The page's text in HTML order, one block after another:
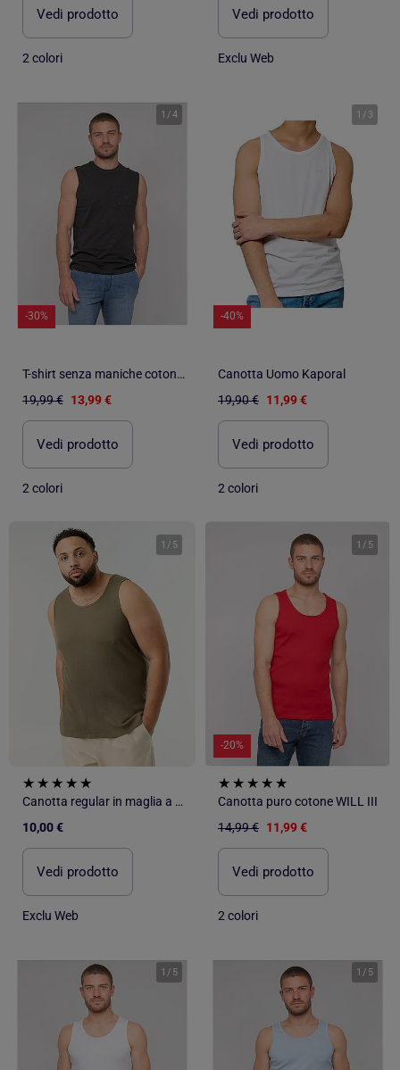
Vedi prodotto
2 colori
Vedi prodotto
Exclu Web
1 /4
-30%
T-shirt senza maniche cotone NEGABINO
19,99 € 13,99 €
Vedi prodotto
2 colori
1 / 3
-40%
Canotta Uomo Kaporal
19,90 € 11,99 €
Vedi prodotto
2 colori
1 / 5
Canotta regular in maglia a costine
10,00 €
Vedi prodotto
Exclu Web
1 / 5
-20%
Canotta puro cotone WILL III
14,99 € 11,99 €
Vedi prodotto
2 colori
1 / 5 1 / 5